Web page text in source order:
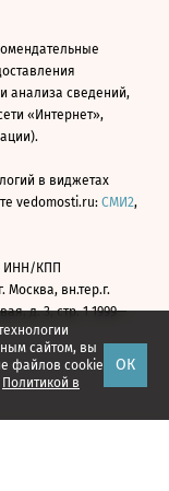
сайтом, вы
файлов cookie
Политикой в
ОК
анализа сведений,
«Интернет»,
в виджетах
vedomosti.ru: СМИ2,
ИНН/КПП
Москва, вн.тер.г.
д. 3, стр. 1 1999—